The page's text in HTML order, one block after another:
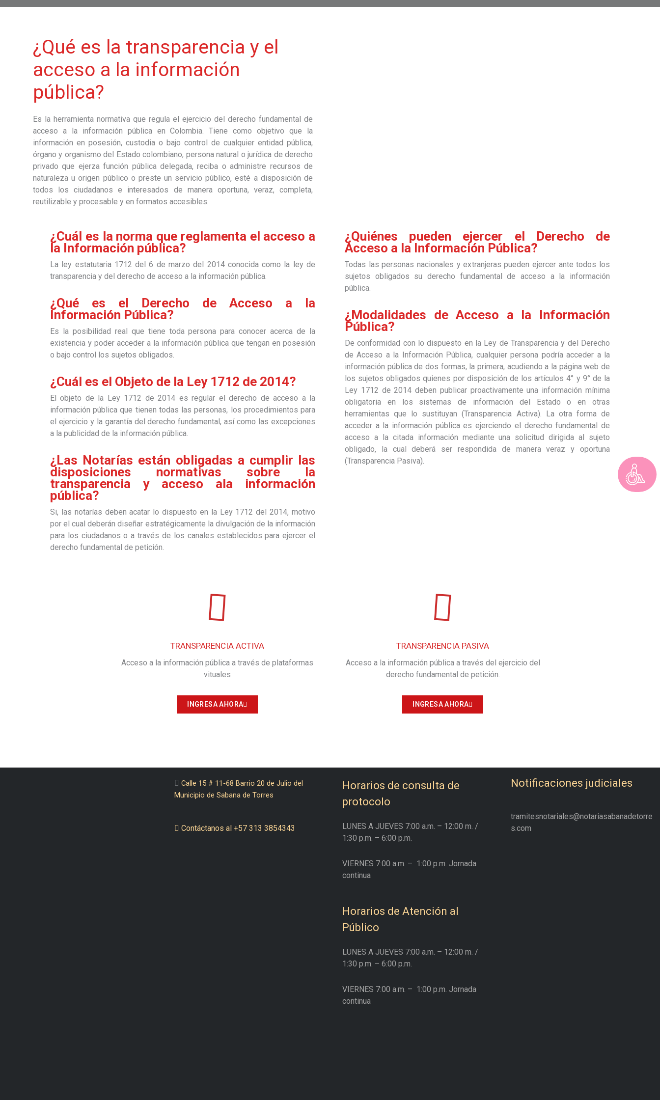
¿Qué es la transparencia y el
acceso a la información
pública?
Es la herramienta normativa que regula el ejercicio del derecho fundamental de
acceso a la información pública en Colombia. Tiene como objetivo que la
información en posesión, custodia o bajo control de cualquier entidad pública,
órgano y organismo del Estado colombiano, persona natural o jurídica de derecho
privado que ejerza función pública delegada, reciba o administre recursos de
naturaleza u origen público o preste un servicio público, esté a disposición de
todos los ciudadanos e interesados de manera oportuna, veraz, completa,
reutilizable y procesable y en formatos accesibles.
¿Cuál es la norma que reglamenta el acceso a
la Información pública?
La ley estatutaria 1712 del 6 de marzo del 2014 conocida como la ley de
transparencia y del derecho de acceso a la información pública.
¿Qué es el Derecho de Acceso a la
Información Pública?
Es la posibilidad real que tiene toda persona para conocer acerca de la
existencia y poder acceder a la información pública que tengan en posesión
o bajo control los sujetos obligados.
¿Cuál es el Objeto de la Ley 1712 de 2014?
El objeto de la Ley 1712 de 2014 es regular el derecho de acceso a la
información pública que tienen todas las personas, los procedimientos para
el ejercicio y la garantía del derecho fundamental, así como las excepciones
a la publicidad de la información pública.
¿Las Notarías están obligadas a cumplir las
disposiciones normativas sobre la
transparencia y acceso ala información
pública?
Si, las notarías deben acatar lo dispuesto en la Ley 1712 del 2014, motivo
por el cual deberán diseñar estratégicamente la divulgación de la información
para los ciudadanos o a través de los canales establecidos para ejercer el
derecho fundamental de petición.
¿Quiénes pueden ejercer el Derecho de
Acceso a la Información Pública?
Todas las personas nacionales y extranjeras pueden ejercer ante todos los
sujetos obligados su derecho fundamental de acceso a la información
pública.
¿Modalidades de Acceso a la Información
Pública?
De conformidad con lo dispuesto en la Ley de Transparencia y del Derecho
de Acceso a la Información Pública, cualquier persona podría acceder a la
información pública de dos formas, la primera, acudiendo a la página web de
los sujetos obligados quienes por disposición de los artículos 4° y 9° de la
Ley 1712 de 2014 deben publicar proactivamente una información mínima
obligatoria en los sistemas de información del Estado o en otras
herramientas que lo sustituyan (Transparencia Activa). La otra forma de
acceder a la información pública es ejerciendo el derecho fundamental de
acceso a la citada información mediante una solicitud dirigida al sujeto
obligado, la cual deberá ser respondida de manera veraz y oportuna
(Transparencia Pasiva).
TRANSPARENCIA ACTIVA
Acceso a la información pública a través de plataformas
vituales
INGRESA AHORA
TRANSPARENCIA PASIVA
Acceso a la información pública a través del ejercicio del
derecho fundamental de petición.
INGRESA AHORA
Calle 15 # 11-68 Barrio 20 de Julio del
Municipio de Sabana de Torres
Contáctanos al +57 313 3854343
Horarios de consulta de
protocolo
LUNES A JUEVES 7:00 a.m. – 12:00 m. /
1:30 p.m. – 6:00 p.m.
VIERNES 7:00 a.m. – 1:00 p.m. Jornada
continua
Horarios de Atención al
Público
LUNES A JUEVES 7:00 a.m. – 12:00 m. /
1:30 p.m. – 6:00 p.m.
VIERNES 7:00 a.m. – 1:00 p.m. Jornada
continua
Notificaciones judiciales
tramitesnotariales@notariasabanadetorre
s.com